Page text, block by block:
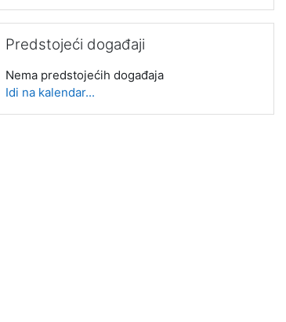
Predstojeći događaji
Nema predstojećih događaja
Idi na kalendar...